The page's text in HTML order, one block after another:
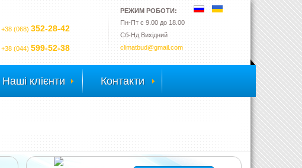
РЕЖИМ РОБОТИ:
Пн-Пт с 9.00 до 18.00
Сб-Нд Вихідний
climatbud@gmail.com
+38 (068) 352-28-42
+38 (044) 599-52-38
Наші клієнти Контакти